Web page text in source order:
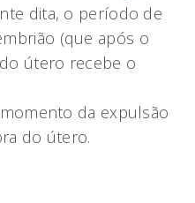
dita, o período de
(que após o
útero recebe o
da expulsão
do útero.